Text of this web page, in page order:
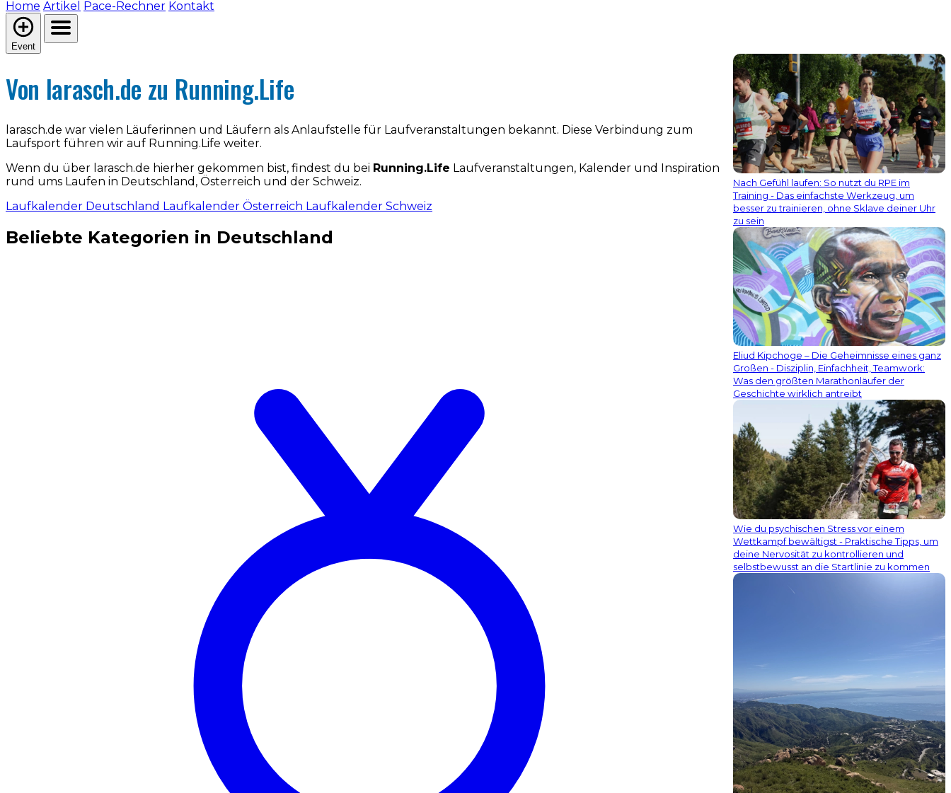
Home Artikel Pace-Rechner Kontakt
Event
Von larasch.de zu Running.Life
larasch.de war vielen Läuferinnen und Läufern als Anlaufstelle für Laufveranstaltungen bekannt. Diese Verbindung zum
Laufsport führen wir auf Running.Life weiter.
Wenn du über larasch.de hierher gekommen bist, findest du bei Running.Life Laufveranstaltungen, Kalender und Inspiration
rund ums Laufen in Deutschland, Österreich und der Schweiz.
Laufkalender Deutschland Laufkalender Österreich Laufkalender Schweiz
Beliebte Kategorien in Deutschland
Nach Gefühl laufen: So nutzt du RPE im
Training - Das einfachste Werkzeug, um
besser zu trainieren, ohne Sklave deiner Uhr
zu sein
Eliud Kipchoge – Die Geheimnisse eines ganz
Großen - Disziplin, Einfachheit, Teamwork:
Was den größten Marathonläufer der
Geschichte wirklich antreibt
Wie du psychischen Stress vor einem
Wettkampf bewältigst - Praktische Tipps, um
deine Nervosität zu kontrollieren und
selbstbewusst an die Startlinie zu kommen